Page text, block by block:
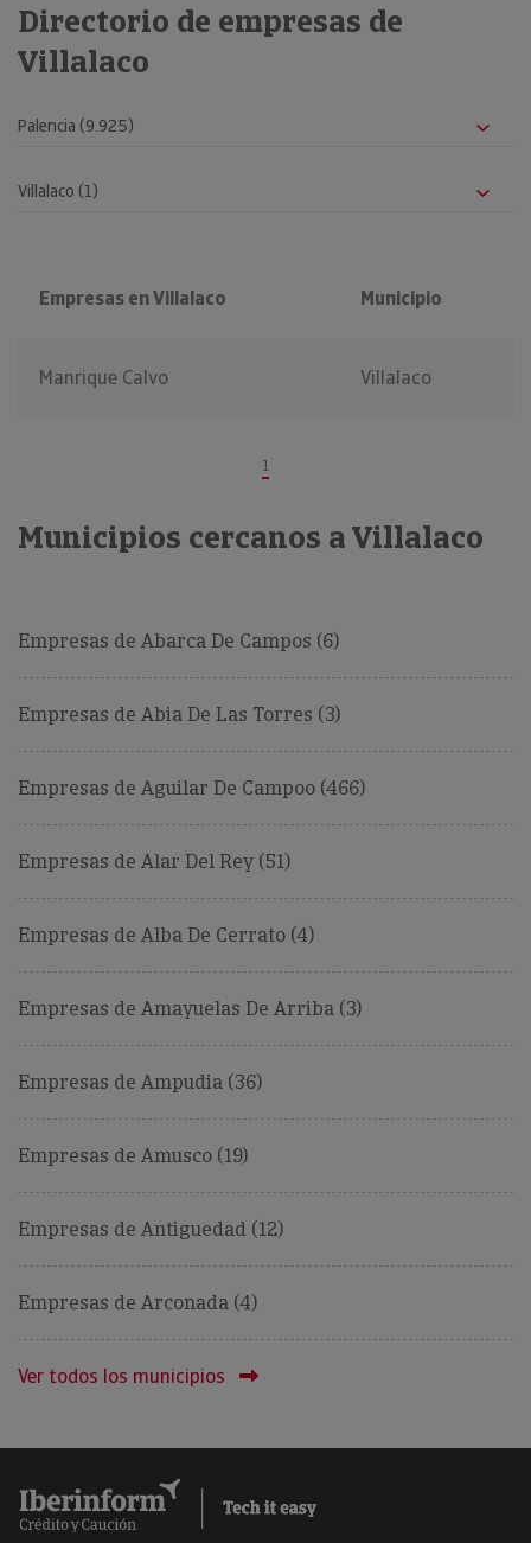
Directorio de empresas de
Villalaco
Empresas en Villalaco Municipio
Manrique Calvo Villalaco
1
Municipios cercanos a Villalaco
Empresas de Abarca De Campos (6)
Empresas de Abia De Las Torres (3)
Empresas de Aguilar De Campoo (466)
Empresas de Alar Del Rey (51)
Empresas de Alba De Cerrato (4)
Empresas de Amayuelas De Arriba (3)
Empresas de Ampudia (36)
Empresas de Amusco (19)
Empresas de Antiguedad (12)
Empresas de Arconada (4)
Ver todos los municipios